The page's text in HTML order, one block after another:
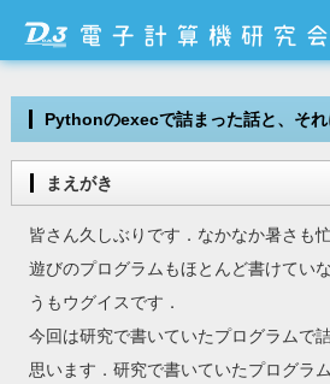
Pythonのexecで詰まった話と、そ
まえがき
皆さん久しぶりです．なかなか暑さも
遊びのプログラムもほとんど書けてい
うもウグイスです．
今回は研究で書いていたプログラムで
思います．研究で書いていたプログラ